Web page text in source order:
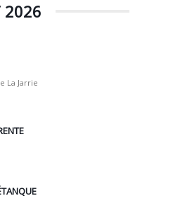
2026
La Jarrie